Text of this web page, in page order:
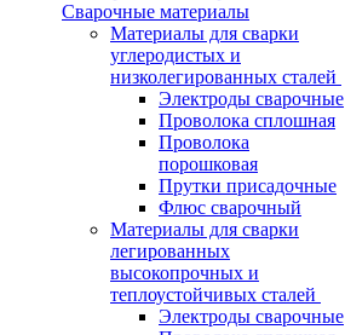
Сварочные материалы
Материалы для сварки
углеродистых и
низколегированных сталей
Электроды сварочные
Проволока сплошная
Проволока
порошковая
Прутки присадочные
Флюс сварочный
Материалы для сварки
легированных
высокопрочных и
теплоустойчивых сталей
Электроды сварочные